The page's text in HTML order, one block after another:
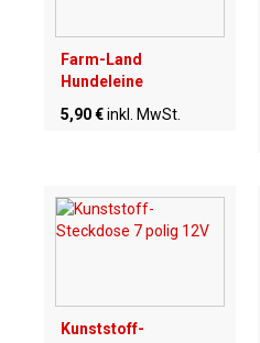
Farm-Land
Hundeleine
5,90 €inkl. MwSt.
Kunststoff-